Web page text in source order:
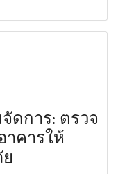
ดการ: ตรวจ
คารให้